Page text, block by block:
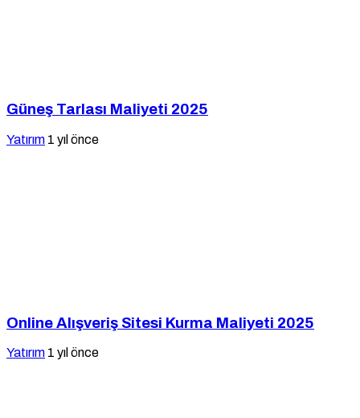
Güneş Tarlası Maliyeti 2025
Yatırım 1 yıl önce
Online Alışveriş Sitesi Kurma Maliyeti 2025
Yatırım 1 yıl önce